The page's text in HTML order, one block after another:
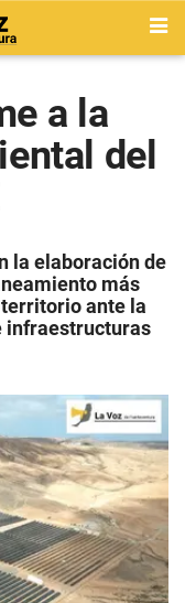
a la
del
la elaboración de
más
ante la
infraestructuras